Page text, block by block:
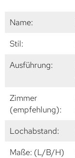
Name:
Stil:
Ausführung:
Zimmer
(empfehlung):
Lochabstand:
Maße: (L/B/H)